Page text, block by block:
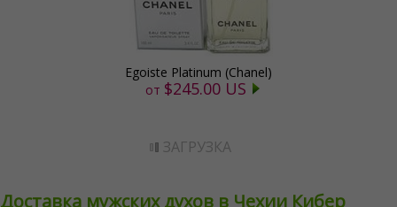
Egoiste Platinum (Chanel)
от $245.00 US
ЗАГРУЗКА
Доставка мужских духов в Чехии Кибер